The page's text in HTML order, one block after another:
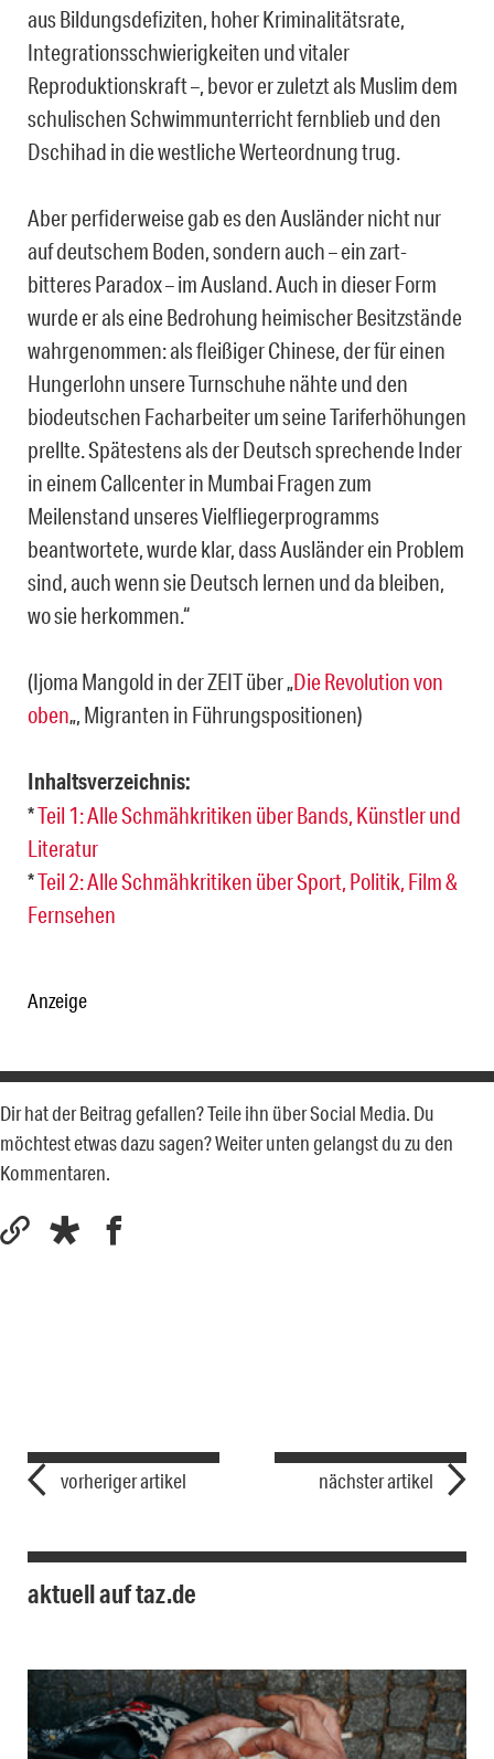
aus Bildungsdefiziten, hoher Kriminalitätsrate,
Integrationsschwierigkeiten und vitaler
Reproduktionskraft –, bevor er zuletzt als Muslim dem
schulischen Schwimmunterricht fernblieb und den
Dschihad in die westliche Werteordnung trug.
Aber perfiderweise gab es den Ausländer nicht nur
auf deutschem Boden, sondern auch – ein zart-
bitteres Paradox – im Ausland. Auch in dieser Form
wurde er als eine Bedrohung heimischer Besitzstände
wahrgenommen: als fleißiger Chinese, der für einen
Hungerlohn unsere Turnschuhe nähte und den
biodeutschen Facharbeiter um seine Tariferhöhungen
prellte. Spätestens als der Deutsch sprechende Inder
in einem Callcenter in Mumbai Fragen zum
Meilenstand unseres Vielfliegerprogramms
beantwortete, wurde klar, dass Ausländer ein Problem
sind, auch wenn sie Deutsch lernen und da bleiben,
wo sie herkommen.“
(Ijoma Mangold in der ZEIT über „Die Revolution von
oben„, Migranten in Führungspositionen)
Inhaltsverzeichnis:
*Teil 1: Alle Schmähkritiken über Bands, Künstler und
Literatur
*Teil 2: Alle Schmähkritiken über Sport, Politik, Film &
Fernsehen
Anzeige
Dir hat der Beitrag gefallen? Teile ihn über Social Media. Du
möchtest etwas dazu sagen? Weiter unten gelangst du zu den
Kommentaren.
vorheriger artikel nächster artikel
aktuell auf taz.de